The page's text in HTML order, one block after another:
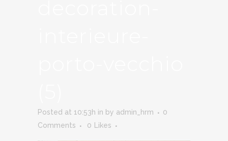
Posted at 10:53h in by admin_hrm
0
Comments
0 Likes